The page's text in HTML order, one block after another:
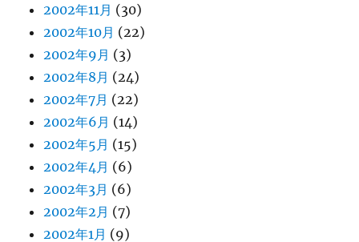
2002年11月 (30)
2002年10月 (22)
2002年9月 (3)
2002年8月 (24)
2002年7月 (22)
2002年6月 (14)
2002年5月 (15)
2002年4月 (6)
2002年3月 (6)
2002年2月 (7)
2002年1月 (9)